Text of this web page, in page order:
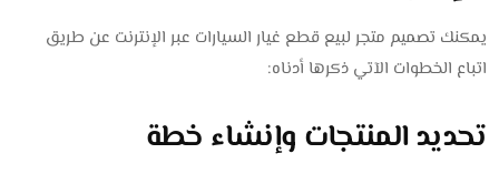
يمكنك تصميم متجر لبيع قطع غيار السيارات عبر الإنترنت عن طريق
اتباع الخطوات الآتي ذكرها أدناه:
تحديد المنتجات وإنشاء خطة